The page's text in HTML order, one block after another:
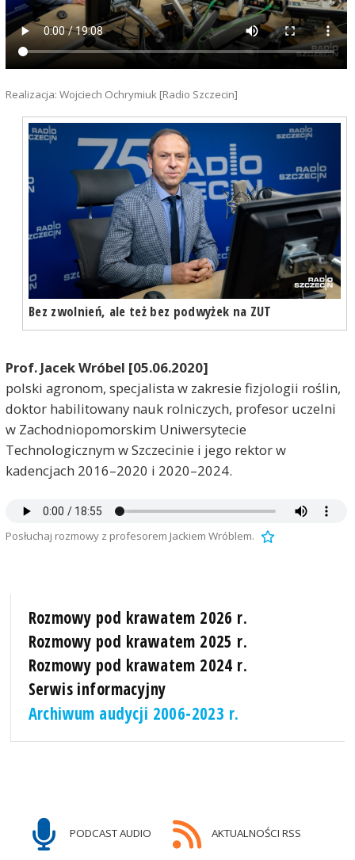
Realizacja: Wojciech Ochrymiuk [Radio Szczecin]
Bez zwolnień, ale też bez podwyżek na ZUT
Prof. Jacek Wróbel [05.06.2020]
polski agronom, specjalista w zakresie fizjologii roślin,
doktor habilitowany nauk rolniczych, profesor uczelni
w Zachodniopomorskim Uniwersytecie
Technologicznym w Szczecinie i jego rektor w
kadencjach 2016–2020 i 2020–2024.
Posłuchaj rozmowy z profesorem Jackiem Wróblem.
Rozmowy pod krawatem 2026 r.
Rozmowy pod krawatem 2025 r.
Rozmowy pod krawatem 2024 r.
Serwis informacyjny
Archiwum audycji 2006-2023 r.
PODCAST AUDIO AKTUALNOŚCI RSS